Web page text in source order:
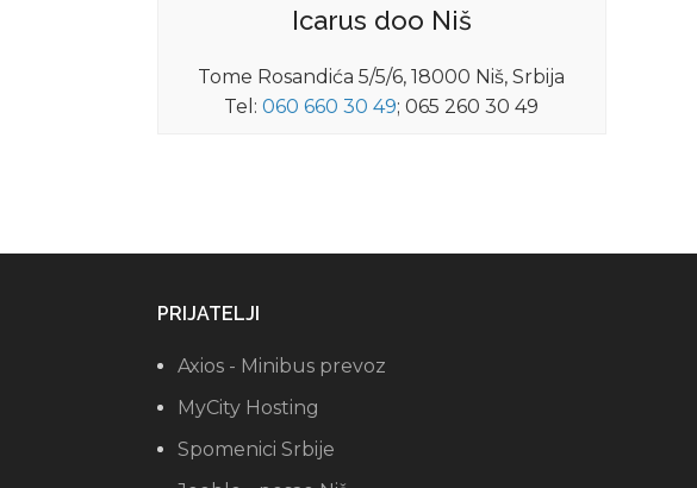
Icarus doo Niš
Tome Rosandića 5/5/6, 18000 Niš, Srbija
Tel:060 660 30 49; 065 260 30 49
PRIJATELJI
Axios - Minibus prevoz
MyCity Hosting
Spomenici Srbije